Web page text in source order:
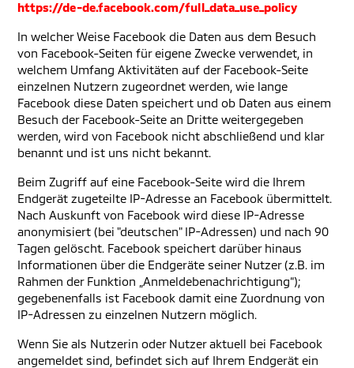
https://de-de.facebook.com/full_data_use_policy
In welcher Weise Facebook die Daten aus dem Besuch
von Facebook-Seiten für eigene Zwecke verwendet, in
welchem Umfang Aktivitäten auf der Facebook-Seite
einzelnen Nutzern zugeordnet werden, wie lange
Facebook diese Daten speichert und ob Daten aus einem
Besuch der Facebook-Seite an Dritte weitergegeben
werden, wird von Facebook nicht abschließend und klar
benannt und ist uns nicht bekannt.
Beim Zugriff auf eine Facebook-Seite wird die Ihrem
Endgerät zugeteilte IP-Adresse an Facebook übermittelt.
Nach Auskunft von Facebook wird diese IP-Adresse
anonymisiert (bei "deutschen" IP-Adressen) und nach 90
Tagen gelöscht. Facebook speichert darüber hinaus
Informationen über die Endgeräte seiner Nutzer (z.B. im
Rahmen der Funktion „Anmeldebenachrichtigung“);
gegebenenfalls ist Facebook damit eine Zuordnung von
IP-Adressen zu einzelnen Nutzern möglich.
Wenn Sie als Nutzerin oder Nutzer aktuell bei Facebook
angemeldet sind, befindet sich auf Ihrem Endgerät ein